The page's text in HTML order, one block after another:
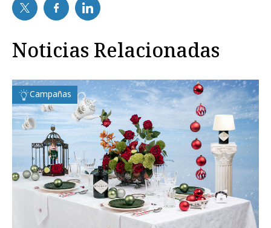
Noticias Relacionadas
Campañas